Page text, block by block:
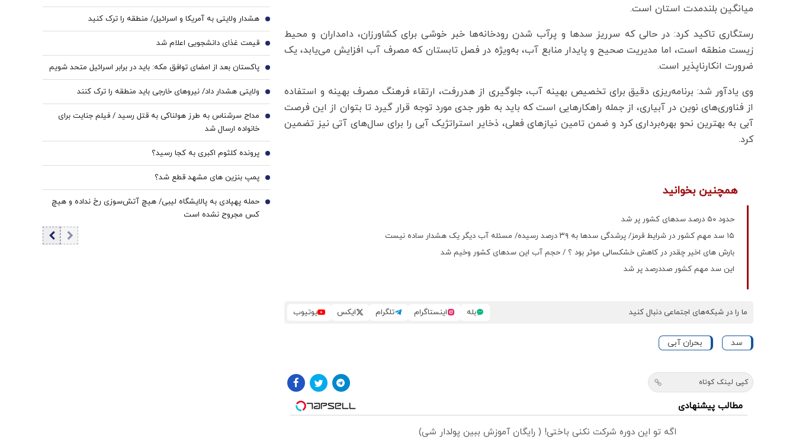
میانگین بلندمدت استان است.
رستگاری تاکید کرد: در حالی که سرریز سدها و پرآب شدن رودخانه‌ها خبر خوشی برای کشاورزان، دامداران و محیط
زیست منطقه است، اما مدیریت صحیح و پایدار منابع آب، به‌ویژه در فصل تابستان که مصرف آب افزایش می‌یابد، یک
ضرورت انکارناپذیر است.
وی یادآور شد: برنامه‌ریزی دقیق برای تخصیص بهینه آب، جلوگیری از هدررفت، ارتقاء فرهنگ مصرف بهینه و استفاده
از فناوری‌های نوین در آبیاری، از جمله راهکارهایی است که باید به طور جدی مورد توجه قرار گیرد تا بتوان از این فرصت
آبی به بهترین نحو بهره‌برداری کرد و ضمن تامین نیازهای فعلی، ذخایر استراتژیک آبی را برای سال‌های آتی نیز تضمین
کرد.
همچنین بخوانید
حدود ۵۰ درصد سد‌های کشور پر شد
۱۵ سد مهم کشور در شرایط قرمز/ پرشدگی سدها به ۳۹ درصد رسیده/ مسئله آب دیگر یک هشدار ساده نیست
بارش های اخیر چقدر در کاهش خشکسالی موثر بود ؟ / حجم آب این سدهای کشور وخیم شد
این سد مهم کشور صددرصد پر شد
ما را در شبکه‌های اجتماعی دنبال کنید بله اینستاگرام تلگرام ایکس یوتیوب
سد بحران آبی
کپی لینک کوتاه
مطالب پیشنهادی
اگه تو این دوره شرکت نکنی باختی! ( رایگان آموزش ببین پولدار شی)
هشدار ولایتی به آمریکا و اسرائیل/ منطقه را ترک کنید 3
قیمت غذای دانشجویی اعلام شد 4
پاکستان بعد از امضای توافق مکه: باید در برابر اسرائیل متحد شویم 5
ولایتی هشدار داد/ نیروهای خارجی باید منطقه را ترک کنند 6
مداح سرشناس به طرز هولناکی به قتل رسید / فیلم جنایت برای
خانواده ارسال شد
7
پرونده کلثوم اکبری به کجا رسید؟ 8
پمپ بنزین های مشهد قطع شد؟ 9
حمله پهپادی به پالایشگاه لیبی/ هیچ آتش‌سوزی رخ نداده و هیچ
کس مجروح نشده است
10